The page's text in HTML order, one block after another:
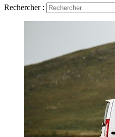
Rechercher :